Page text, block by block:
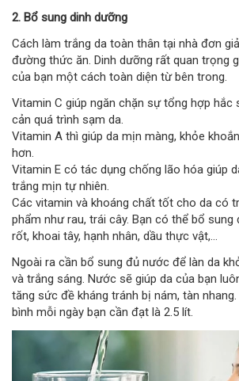
2. Bổ sung dinh dưỡng
Cách làm trắng da toàn thân tại nhà đơn
đường thức ăn. Dinh dưỡng rất quan trọng
của bạn một cách toàn diện từ bên trong.
Vitamin C giúp ngăn chặn sự tổng hợp hắc
cản quá trình sạm da.
Vitamin A thì giúp da mịn màng, khỏe
hơn.
Vitamin E có tác dụng chống lão hóa giúp
trắng mịn tự nhiên.
Các vitamin và khoáng chất tốt cho da có
phẩm như rau, trái cây. Bạn có thể bổ sung
rốt, khoai tây, hạnh nhân, dầu thực vật,…
Ngoài ra cần bổ sung đủ nước để làn da
và trắng sáng. Nước sẽ giúp da của bạn
tăng sức đề kháng tránh bị nám, tàn
bình mỗi ngày bạn cần đạt là 2.5 lít.